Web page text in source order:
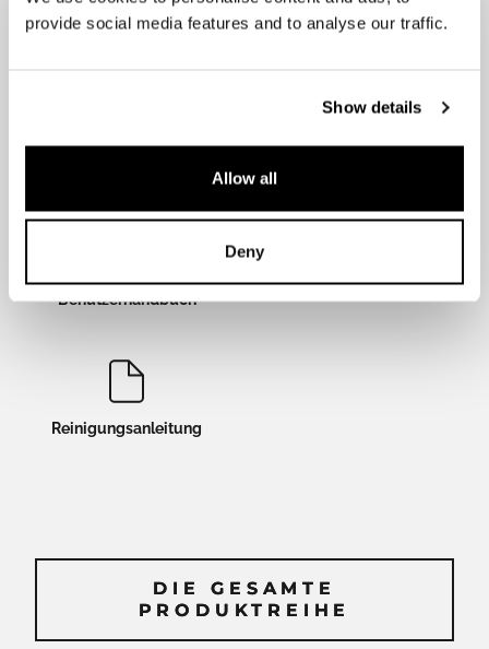
provide social media features and to analyse our traffic.
Show details
Allow all
Deny
Dokumentation
Laden Sie die benötigten Dateien herunter.
Installations- und
Benutzerhandbuch
Datenblatt
Reinigungsanleitung
DIE GESAMTE
PRODUKTREIHE
DIE GESAMTE
PRODUKTREIHE